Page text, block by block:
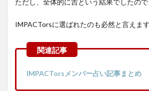
ただし、全体的に吉という結果でしたので
IMPACTorsに選ばれたのも必然と言えま
IMPACTorsメンバー占い記事まとめ